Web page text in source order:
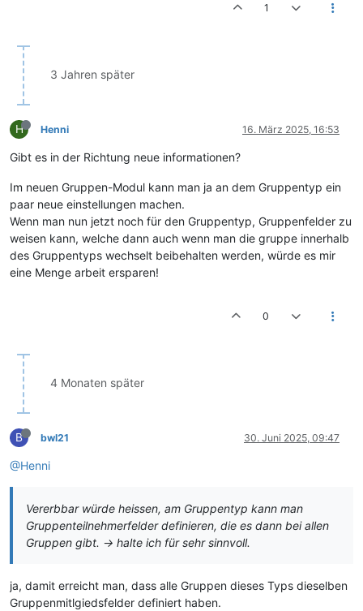
1
3 Jahren später
H Henni 16. März 2025, 16:53
Gibt es in der Richtung neue informationen?
Im neuen Gruppen-Modul kann man ja an dem Gruppentyp ein
paar neue einstellungen machen.
Wenn man nun jetzt noch für den Gruppentyp, Gruppenfelder zu
weisen kann, welche dann auch wenn man die gruppe innerhalb
des Gruppentyps wechselt beibehalten werden, würde es mir
eine Menge arbeit ersparen!
0
4 Monaten später
B bwl21 30. Juni 2025, 09:47
@Henni
Vererbbar würde heissen, am Gruppentyp kann man
Gruppenteilnehmerfelder definieren, die es dann bei allen
Gruppen gibt. -> halte ich für sehr sinnvoll.
ja, damit erreicht man, dass alle Gruppen dieses Typs dieselben
Gruppenmitlgiedsfelder definiert haben.